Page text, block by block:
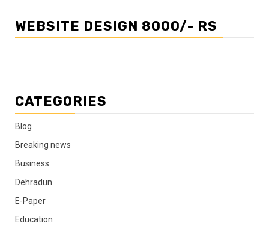
WEBSITE DESIGN 8000/- RS
CATEGORIES
Blog
Breaking news
Business
Dehradun
E-Paper
Education